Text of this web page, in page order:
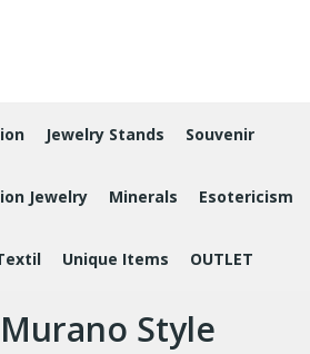
Jewelry Stands Souvenir
Jewelry Minerals Esotericism
Unique Items OUTLET
Style